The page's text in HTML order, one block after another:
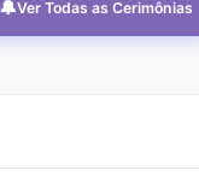
🔔Ver Todas as Cerimônias